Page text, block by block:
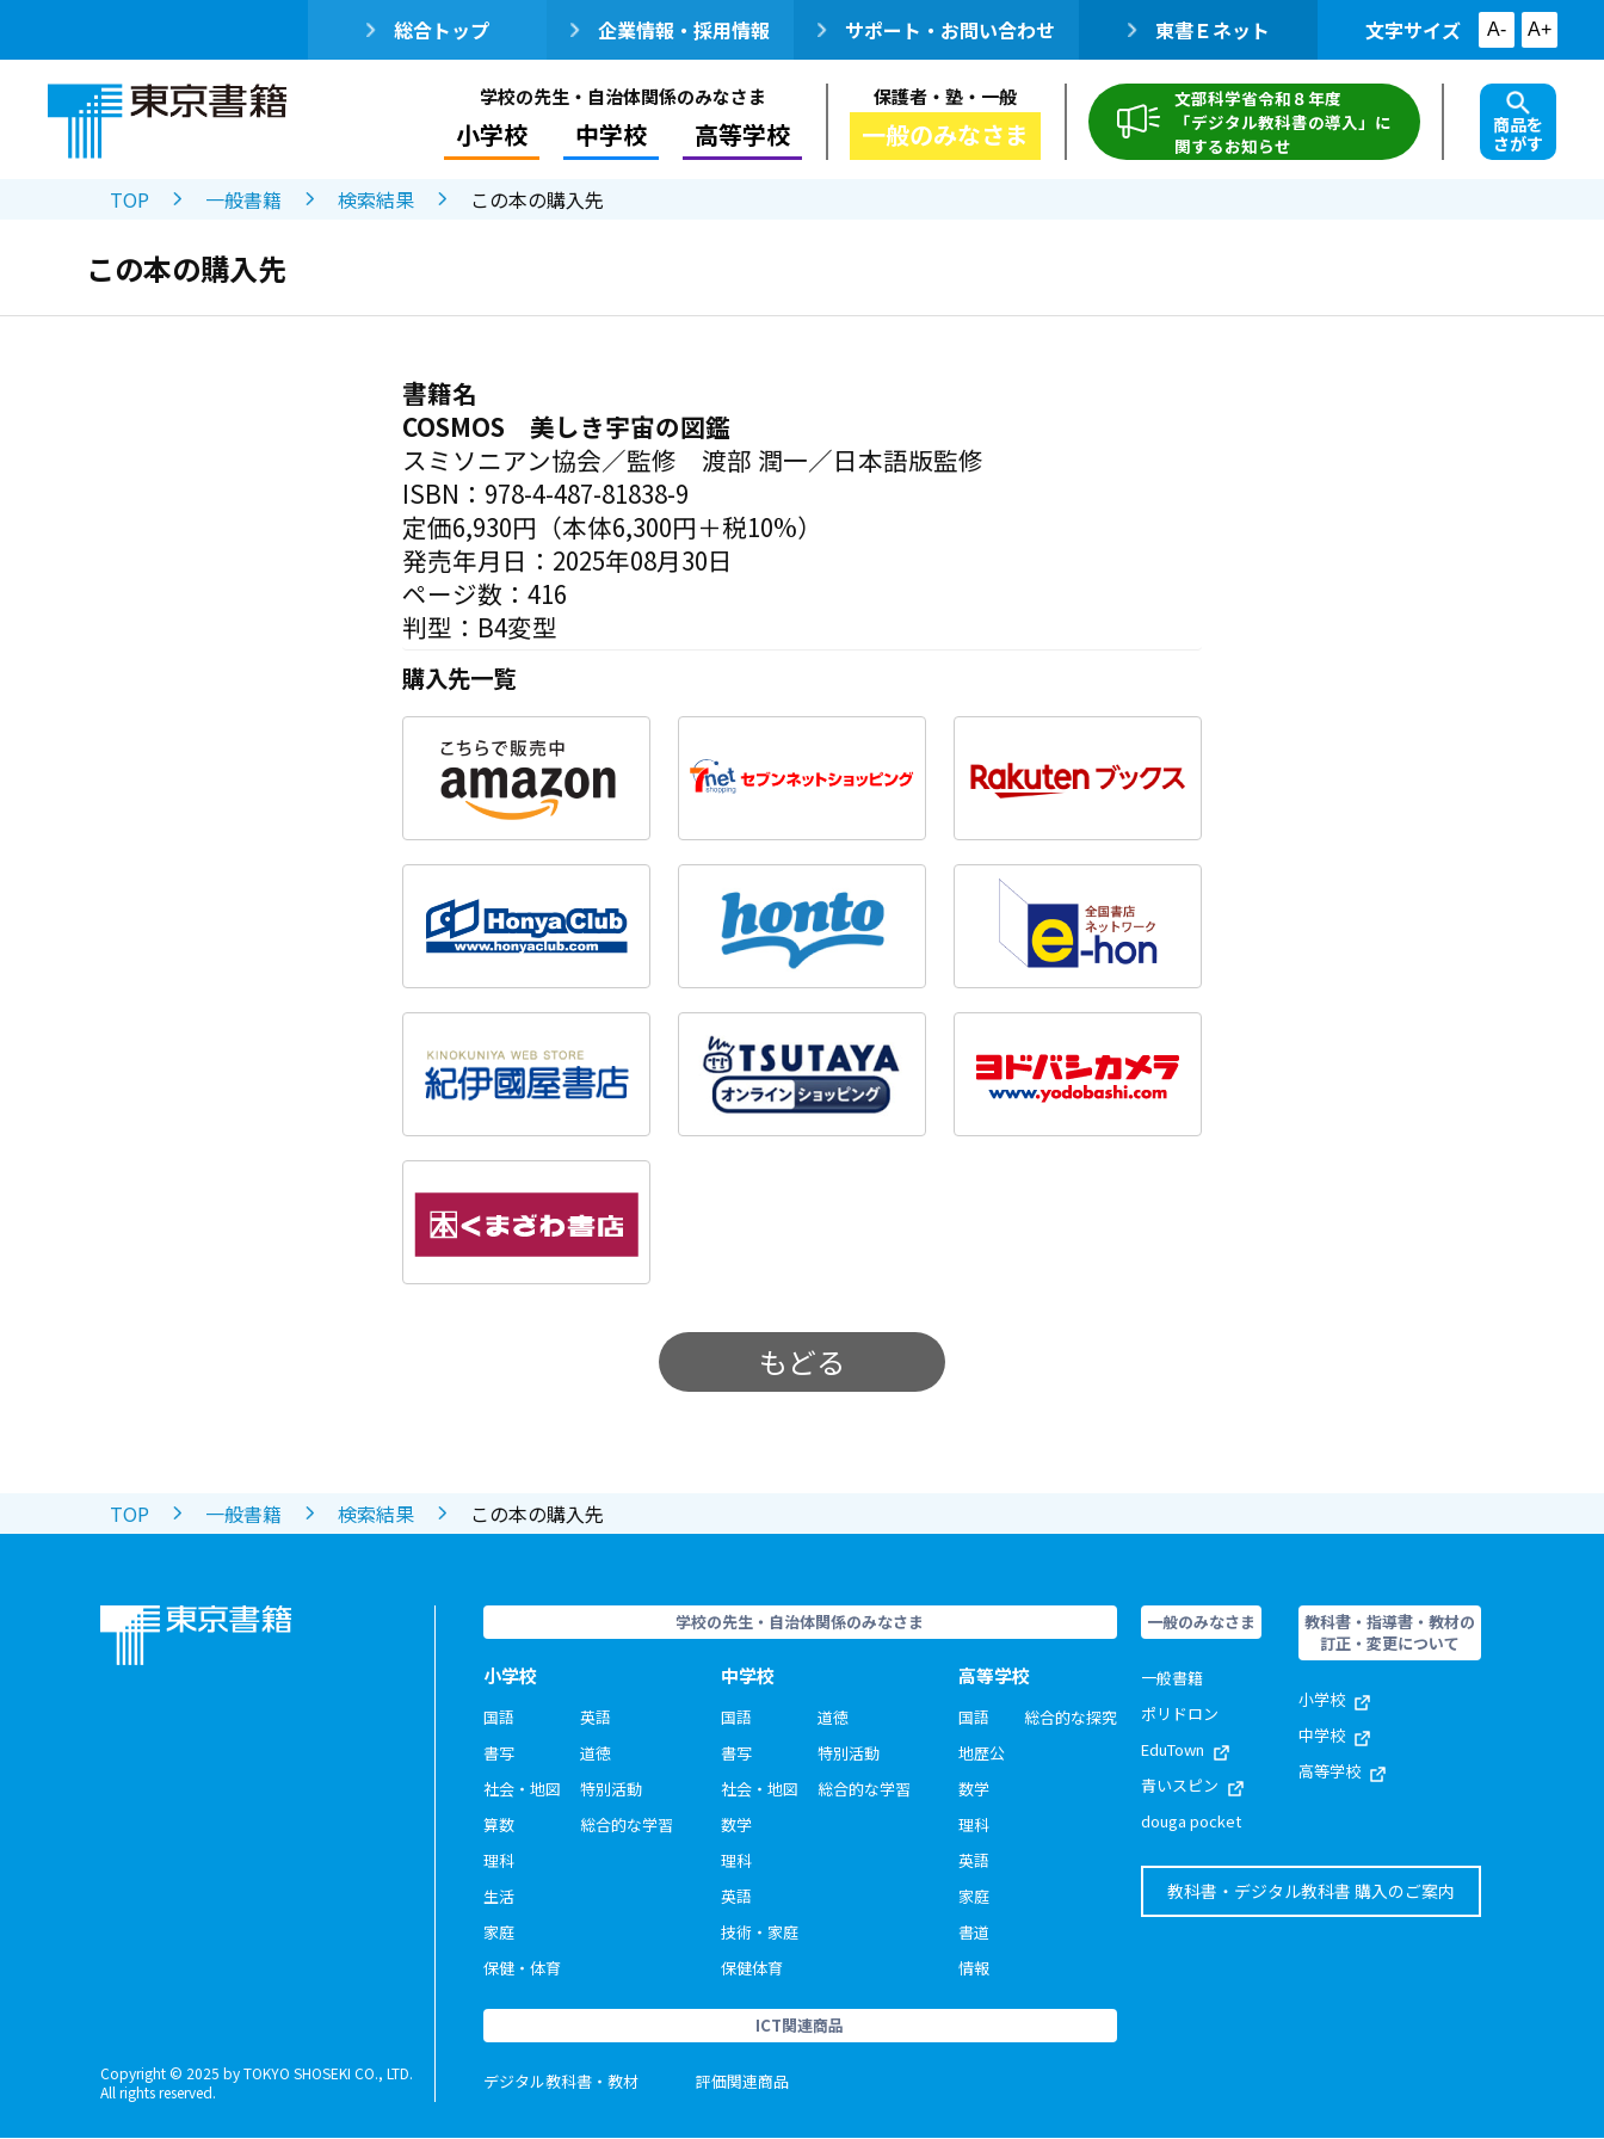
総合トップ 企業情報・採用情報 サポート・お問い合わせ 東書Ｅネット 文字サイズ A- A+
学校の先生・自治体関係のみなさま
小学校 中学校 高等学校
保護者・塾・一般
一般のみなさま
文部科学省令和８年度
「デジタル教科書の導入」に
関するお知らせ
商品を
さがす
TOP 一般書籍 検索結果 この本の購入先
この本の購入先
書籍名
COSMOS 美しき宇宙の図鑑
スミソニアン協会／監修 渡部 潤一／日本語版監修
ISBN：978-4-487-81838-9
定価6,930円（本体6,300円＋税10%）
発売年月日：2025年08月30日
ページ数：416
判型：B4変型
購入先一覧
もどる
TOP 一般書籍 検索結果 この本の購入先
Copyright © 2025 by TOKYO SHOSEKI CO., LTD.
All rights reserved.
学校の先生・自治体関係のみなさま
小学校
国語
書写
社会・地図
算数
理科
生活
家庭
保健・体育
英語
道徳
特別活動
総合的な学習
中学校
国語
書写
社会・地図
数学
理科
英語
技術・家庭
保健体育
道徳
特別活動
総合的な学習
高等学校
国語
地歴公
数学
理科
英語
家庭
書道
情報
総合的な探究
ICT関連商品
デジタル教科書・教材 評価関連商品
一般のみなさま
一般書籍
ポリドロン
EduTown
青いスピン
douga pocket
教科書・指導書・教材の
訂正・変更について
小学校
中学校
高等学校
教科書・デジタル教科書 購入のご案内